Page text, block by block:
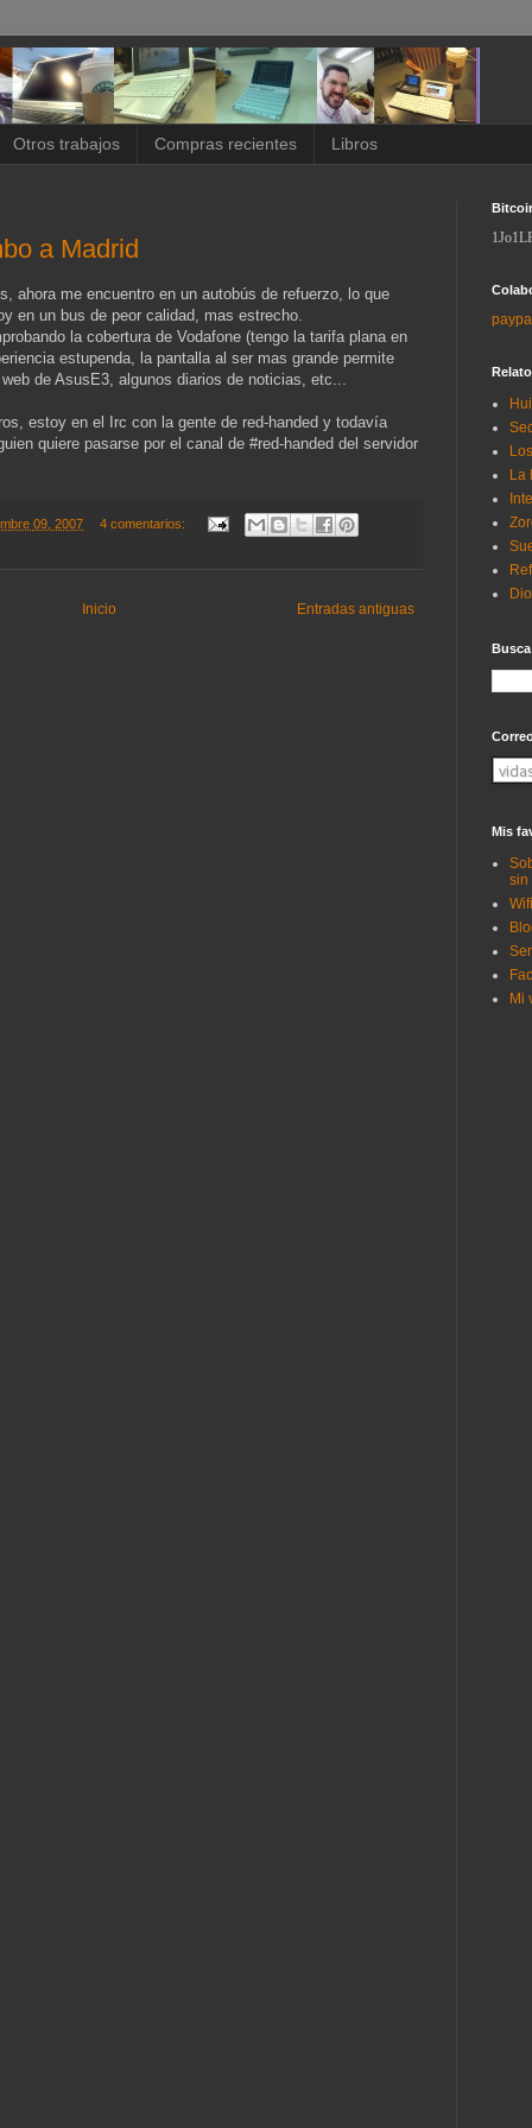
Otros trabajos Compras recientes Libros
a Madrid
ahora me encuentro en un autobús de refuerzo, lo que
en un bus de peor calidad, mas estrecho.
la cobertura de Vodafone (tengo la tarifa plana en
estupenda, la pantalla al ser mas grande permite
de AsusE3, algunos diarios de noticias, etc...
estoy en el Irc con la gente de red-handed y todavía
quiere pasarse por el canal de #red-handed del servidor
09, 2007 4 comentarios:
Entradas antiguas
Inicio
La
Busca
Mis
sin
Mi